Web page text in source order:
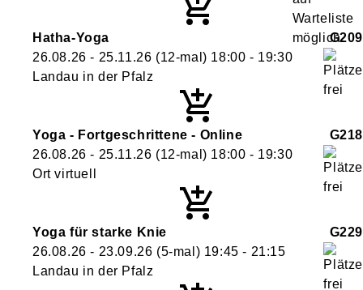
Hatha-Yoga
G209
26.08.26 - 25.11.26 (12-mal) 18:00 - 19:30
Landau in der Pfalz
Yoga - Fortgeschrittene - Online
G218
26.08.26 - 25.11.26 (12-mal) 18:00 - 19:30
Ort virtuell
Yoga für starke Knie
G229
26.08.26 - 23.09.26 (5-mal) 19:45 - 21:15
Landau in der Pfalz